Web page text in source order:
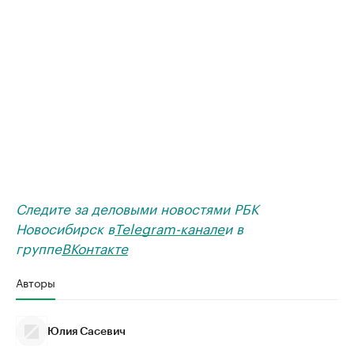
Следите за деловыми новостями РБК
Новосибирск вTelegram-каналеи в
группеВКонтакте
Авторы
Юлия Сасевич